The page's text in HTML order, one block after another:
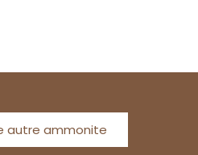
autre ammonite